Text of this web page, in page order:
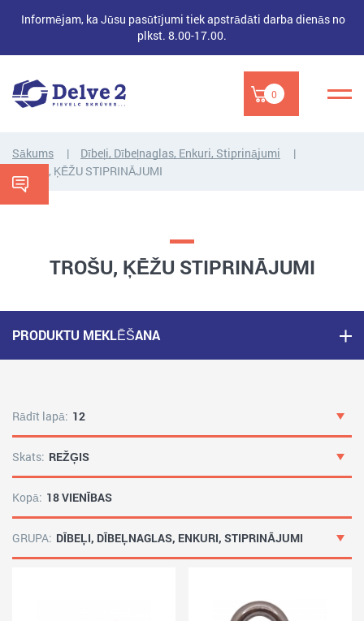
Informējam, ka Jūsu pasūtījumi tiek apstrādāti darba dienās no
plkst. 8.00-17.00.
0
Sākums
Dībeļi, Dībeļnaglas, Enkuri, Stiprinājumi
TROŠU, ĶĒŽU STIPRINĀJUMI
TROŠU, ĶĒŽU STIPRINĀJUMI
PRODUKTU MEKLĒŠANA
Rādīt lapā: 12
Skats: REŽĢIS
Kopā: 18 VIENĪBAS
GRUPA: DĪBEĻI, DĪBEĻNAGLAS, ENKURI, STIPRINĀJUMI